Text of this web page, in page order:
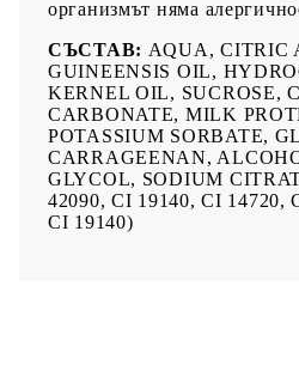
организмът няма
СЪСТАВ: AQUA, CITRIC
GUINEENSIS OIL,
KERNEL OIL, SUCROSE,
CARBONATE, MILK
POTASSIUM SORBATE,
CARRAGEENAN,
GLYCOL, SODIUM
42090, CI 19140, CI 14720,
CI 19140)